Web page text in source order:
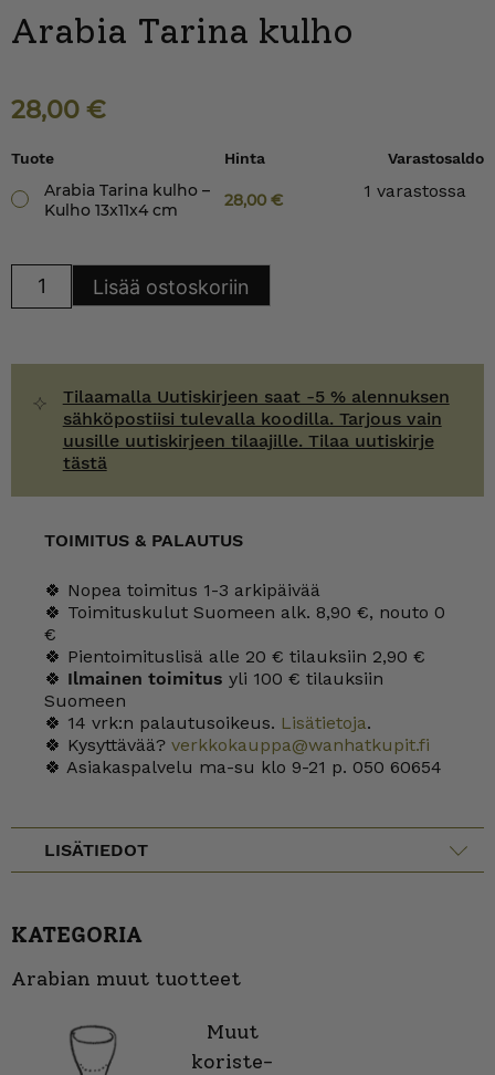
Arabia Tarina kulho
28,00 €
Tuote Hinta Varastosaldo
Arabia Tarina kulho –
Kulho 13x11x4 cm
28,00€ 1 varastossa
Tarina
Lisää ostoskoriin
Tilaamalla Uutiskirjeen saat -5 % alennuksen
sähköpostiisi tulevalla koodilla. Tarjous vain
uusille uutiskirjeen tilaajille. Tilaa uutiskirje
tästä
TOIMITUS & PALAUTUS
🍀 Nopea toimitus 1-3 arkipäivää
🍀 Toimituskulut Suomeen alk. 8,90 €, nouto 0
€
🍀 Pientoimituslisä alle 20 € tilauksiin 2,90 €
🍀 Ilmainen toimitus yli 100 € tilauksiin
Suomeen
🍀 14 vrk:n palautusoikeus. Lisätietoja.
🍀 Kysyttävää? verkkokauppa@wanhatkupit.fi
🍀 Asiakaspalvelu ma-su klo 9-21 p. 050 60654
LISÄTIEDOT
KATEGORIA
Arabian muut tuotteet
Muut
koriste-